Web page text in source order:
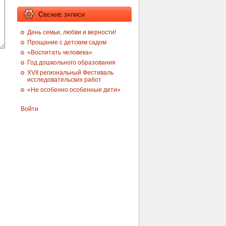
Свежие записи
День семьи, любви и верности!
Прощание с детским садом
«Воспитать человека»
Год дошкольного образования
XVII региональный Фестиваль
исследовательских работ
«Не особенно особенные дети»
Войти